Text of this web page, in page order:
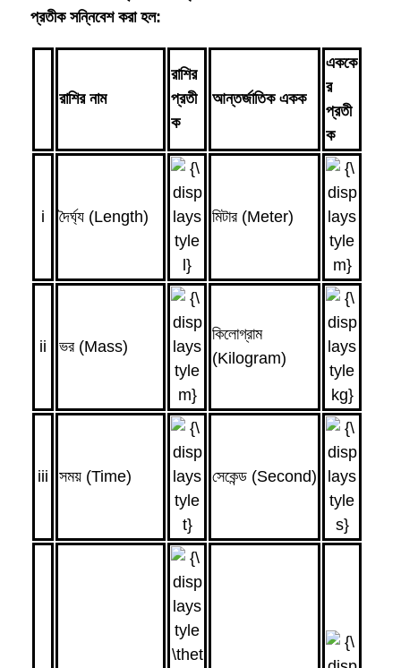
প্রতীক সন্নিবেশ করা হল:
রাশির নাম
রাশির
প্রতী
ক
আন্তর্জাতিক একক
এককে
র
প্রতী
ক
i দৈর্ঘ্য (Length) মিটার (Meter)
ii ভর (Mass)
কিলোগ্রাম
(Kilogram)
iii সময় (Time) সেকেন্ড (Second)